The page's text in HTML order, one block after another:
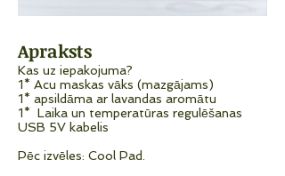
Apraksts
Kas uz iepakojuma?
1* Acu maskas vāks (mazgājams)
1* apsildāma ar lavandas aromātu
1* Laika un temperatūras regulēšanas
USB 5V kabelis
Pēc izvēles: Cool Pad.